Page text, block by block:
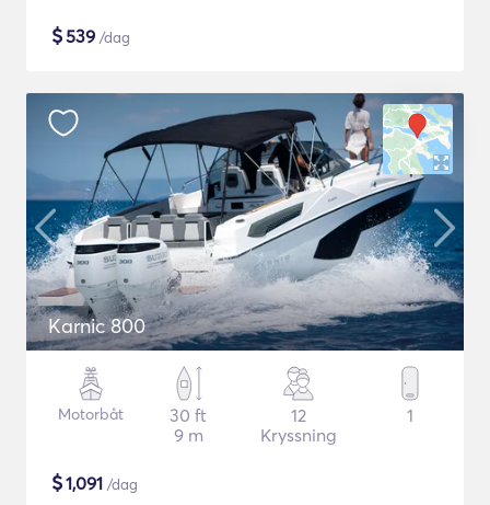
$539 /dag
Karnic 800
Motorbåt
30 ft
9 m
12
Kryssning
1
$1,091 /dag